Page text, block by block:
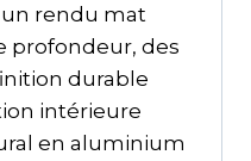
un rendu mat
profondeur, des
durable
intérieure
en aluminium